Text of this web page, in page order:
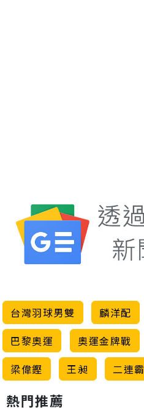
台灣羽球男雙 麟洋配
巴黎奧運
奧運金牌戰
梁偉鏗
王昶 二連霸
熱門推薦